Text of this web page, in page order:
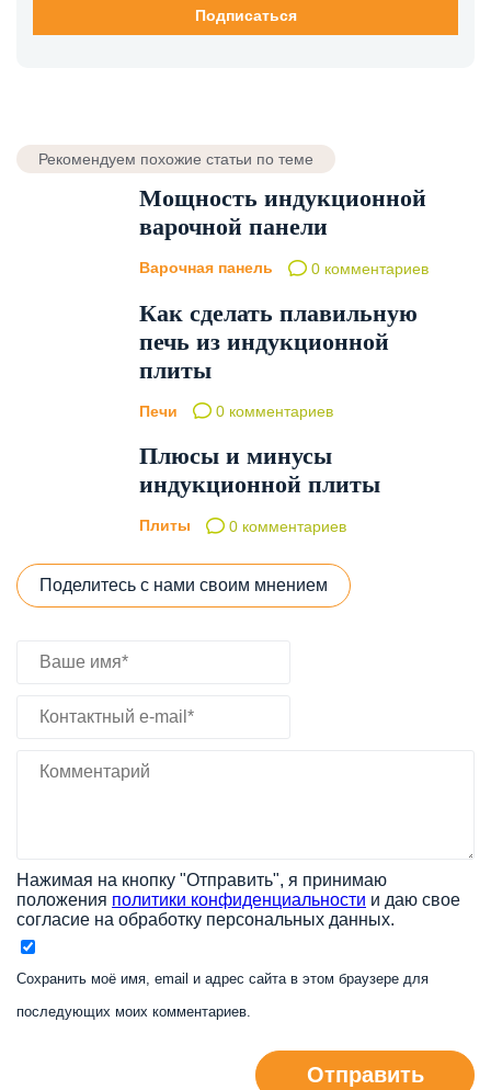
Рекомендуем похожие статьи по теме
Мощность индукционной
варочной панели
Варочная панель 0 комментариев
Как сделать плавильную
печь из индукционной
плиты
Печи 0 комментариев
Плюсы и минусы
индукционной плиты
Плиты 0 комментариев
Поделитесь с нами своим мнением
Нажимая на кнопку "Отправить", я принимаю
положения политики конфиденциальности и даю свое
согласие на обработку персональных данных.
Сохранить моё имя, email и адрес сайта в этом браузере для
последующих моих комментариев.
Отправить